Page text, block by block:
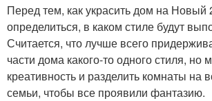
Перед тем, как украсить дом на Новый
определиться, в каком стиле будут
Считается, что лучше всего
части дома какого-то одного стиля, но
креативность и разделить комнаты на
семьи, чтобы все проявили фантазию.